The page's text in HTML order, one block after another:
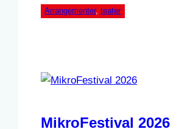
Arrangementer, teater
MikroFestival 2026